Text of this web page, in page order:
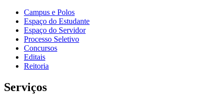
Campus e Polos
Espaço do Estudante
Espaço do Servidor
Processo Seletivo
Concursos
Editais
Reitoria
Serviços